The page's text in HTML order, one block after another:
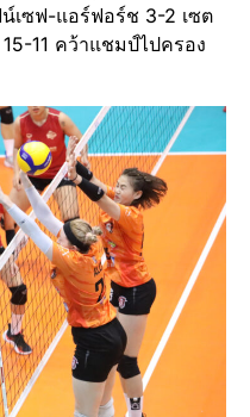
เซฟ-แอร์ฟอร์ช 3-2 เซต
11 คว้าแชมป์ไปครอง
นกัน